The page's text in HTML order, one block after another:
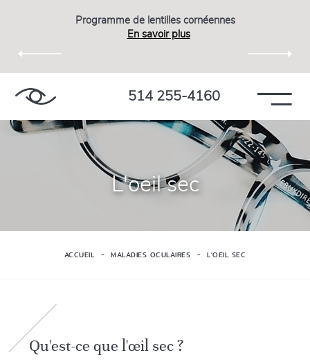
Programme de lentilles cornéennes
En savoir plus
514 255-4160
L'oeil sec
ACCUEIL MALADIES OCULAIRES L'OEIL SEC
Qu'est-ce que l'œil sec ?